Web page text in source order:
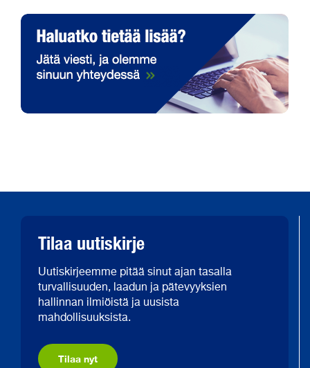
Tilaa uutiskirje
Uutiskirjeemme pitää sinut ajan tasalla
turvallisuuden, laadun ja pätevyyksien
hallinnan ilmiöistä ja uusista
mahdollisuuksista.
Tilaa nyt